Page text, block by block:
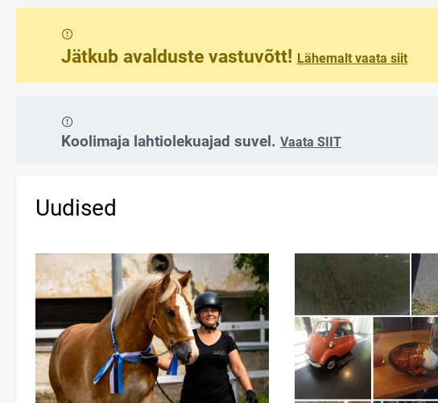
Jätkub avalduste vastuvõtt! Lähemalt vaata siit
Koolimaja lahtiolekuajad suvel. Vaata SIIT
Uudised